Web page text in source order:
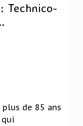
Technico-
plus de 85 ans